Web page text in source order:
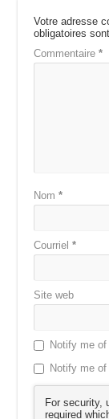
Votre adresse
obligatoires
Commentaire*
Nom*
Courriel*
Site web
Notify me of
Notify me of
For security,
required